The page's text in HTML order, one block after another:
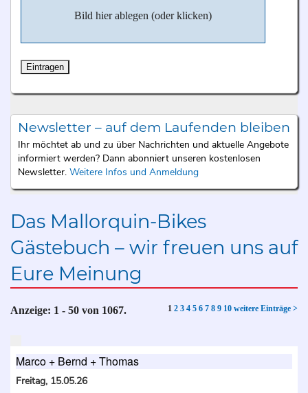
Bild hier ablegen (oder klicken)
Newsletter – auf dem Laufenden bleiben
Ihr möchtet ab und zu über Nachrichten und aktuelle Angebote
informiert werden? Dann abonniert unseren kostenlosen
Newsletter. Weitere Infos und Anmeldung
Das Mallorquin-Bikes
Gästebuch – wir freuen uns auf
Eure Meinung
Anzeige: 1 - 50 von 1067. 1 2 3 4 5 6 7 8 9 10 weitere Einträge >
Marco + Bernd + Thomas
Freitag, 15.05.26